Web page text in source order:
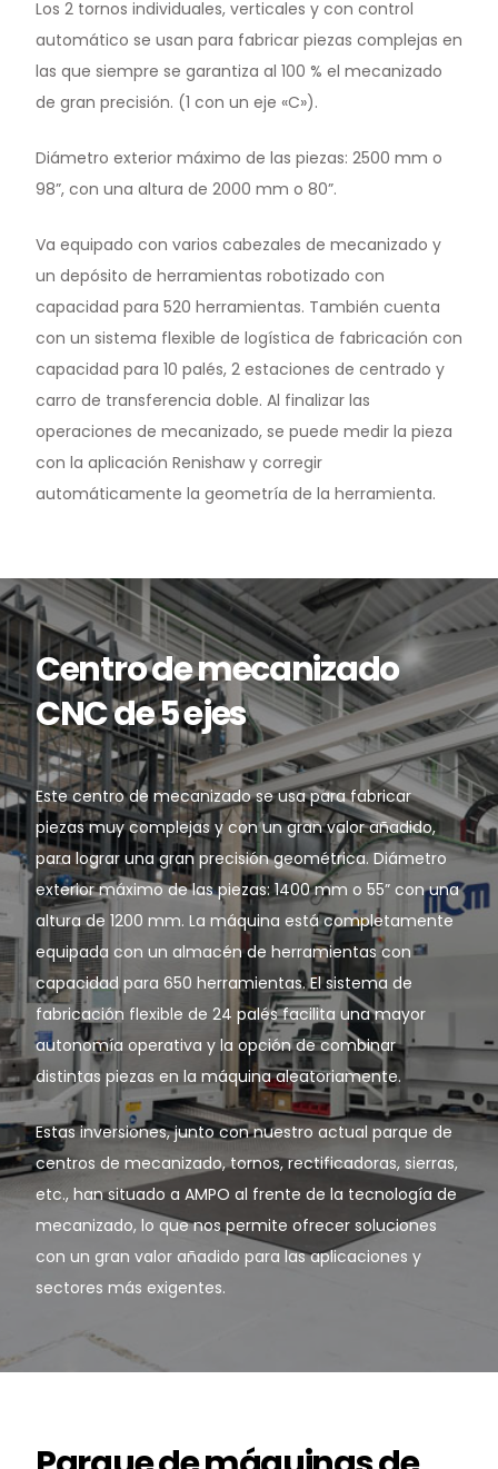
Noticias y medios
Contacto
Los 2 tornos individuales, verticales y con control
automático se usan para fabricar piezas complejas en
las que siempre se garantiza al 100 % el mecanizado
de gran precisión. (1 con un eje «C»).
Diámetro exterior máximo de las piezas: 2500 mm o
98”, con una altura de 2000 mm o 80”.
Va equipado con varios cabezales de mecanizado y
un depósito de herramientas robotizado con
capacidad para 520 herramientas. También cuenta
con un sistema flexible de logística de fabricación con
capacidad para 10 palés, 2 estaciones de centrado y
carro de transferencia doble. Al finalizar las
operaciones de mecanizado, se puede medir la pieza
con la aplicación Renishaw y corregir
automáticamente la geometría de la herramienta.
Centro de mecanizado
CNC de 5 ejes
Este centro de mecanizado se usa para fabricar
piezas muy complejas y con un gran valor añadido,
para lograr una gran precisión geométrica. Diámetro
exterior máximo de las piezas: 1400 mm o 55” con una
altura de 1200 mm. La máquina está completamente
equipada con un almacén de herramientas con
capacidad para 650 herramientas. El sistema de
fabricación flexible de 24 palés facilita una mayor
autonomía operativa y la opción de combinar
distintas piezas en la máquina aleatoriamente.
Estas inversiones, junto con nuestro actual parque de
centros de mecanizado, tornos, rectificadoras, sierras,
etc., han situado a AMPO al frente de la tecnología de
mecanizado, lo que nos permite ofrecer soluciones
con un gran valor añadido para las aplicaciones y
sectores más exigentes.